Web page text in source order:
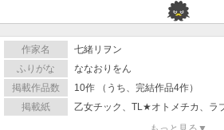
作家名
七緒リヲン
ふりがな
ななおりをん
掲載作品数
10作 （うち、完結作品4作）
掲載紙
乙女チック、TL★オトメチカ、ラ